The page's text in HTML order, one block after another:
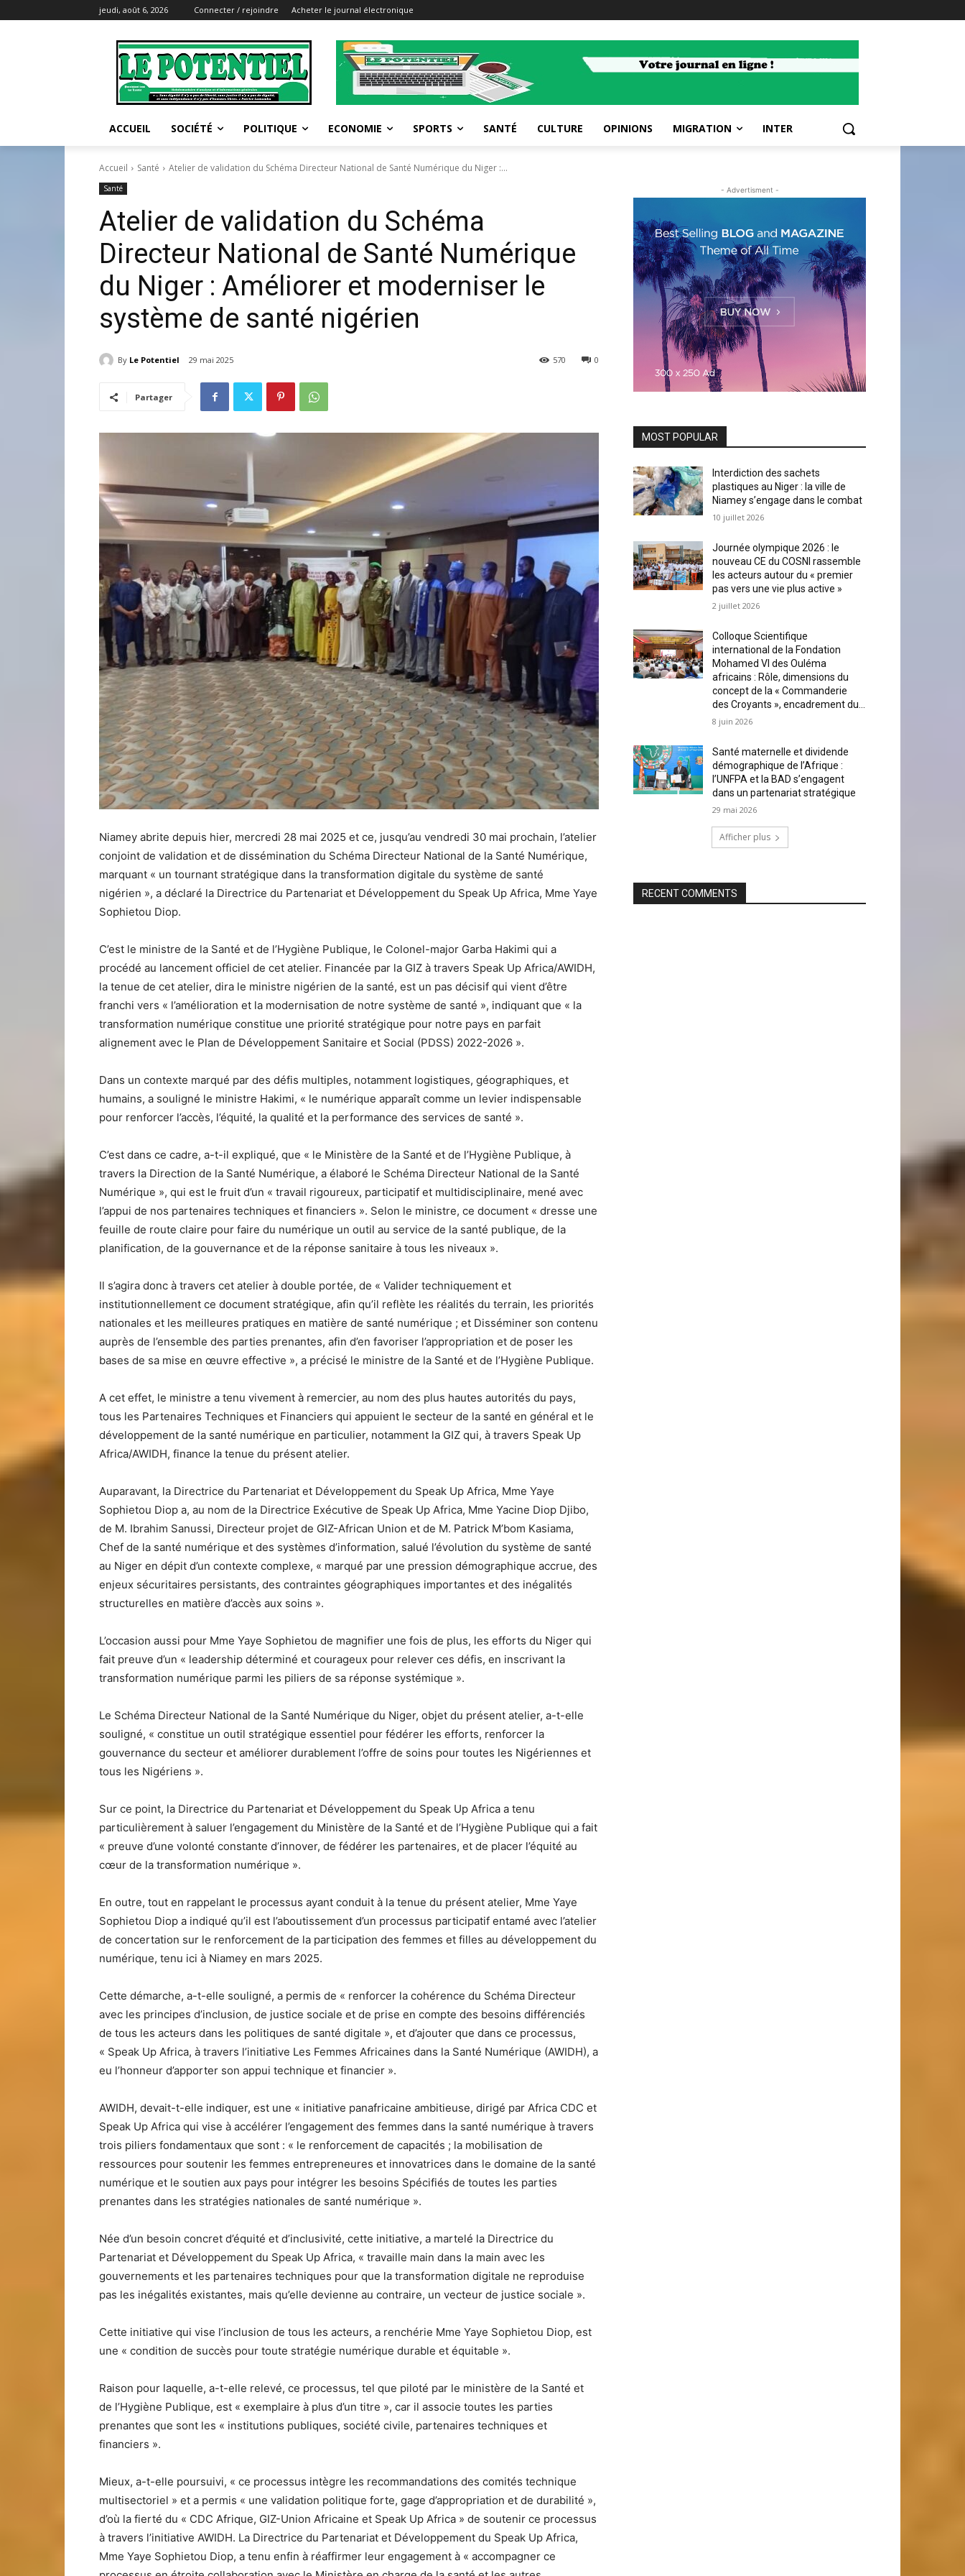
jeudi, août 6, 2026 Connecter / rejoindre Acheter le journal électronique
ACCUEIL SOCIÉTÉ POLITIQUE ECONOMIE SPORTS SANTÉ CULTURE OPINIONS MIGRATION INTER
Accueil Santé Atelier de validation du Schéma Directeur National de Santé Numérique du Niger :...
Santé
Atelier de validation du Schéma
Directeur National de Santé Numérique
du Niger : Améliorer et moderniser le
système de santé nigérien
By Le Potentiel 29 mai 2025 0
570
Partager
Niamey abrite depuis hier, mercredi 28 mai 2025 et ce, jusqu’au vendredi 30 mai prochain, l’atelier
conjoint de validation et de dissémination du Schéma Directeur National de la Santé Numérique,
marquant « un tournant stratégique dans la transformation digitale du système de santé
nigérien », a déclaré la Directrice du Partenariat et Développement du Speak Up Africa, Mme Yaye
Sophietou Diop.
C’est le ministre de la Santé et de l’Hygiène Publique, le Colonel-major Garba Hakimi qui a
procédé au lancement officiel de cet atelier. Financée par la GIZ à travers Speak Up Africa/AWIDH,
la tenue de cet atelier, dira le ministre nigérien de la santé, est un pas décisif qui vient d’être
franchi vers « l’amélioration et la modernisation de notre système de santé », indiquant que « la
transformation numérique constitue une priorité stratégique pour notre pays en parfait
alignement avec le Plan de Développement Sanitaire et Social (PDSS) 2022-2026 ».
Dans un contexte marqué par des défis multiples, notamment logistiques, géographiques, et
humains, a souligné le ministre Hakimi, « le numérique apparaît comme un levier indispensable
pour renforcer l’accès, l’équité, la qualité et la performance des services de santé ».
C’est dans ce cadre, a-t-il expliqué, que « le Ministère de la Santé et de l’Hygiène Publique, à
travers la Direction de la Santé Numérique, a élaboré le Schéma Directeur National de la Santé
Numérique », qui est le fruit d’un « travail rigoureux, participatif et multidisciplinaire, mené avec
l’appui de nos partenaires techniques et financiers ». Selon le ministre, ce document « dresse une
feuille de route claire pour faire du numérique un outil au service de la santé publique, de la
planification, de la gouvernance et de la réponse sanitaire à tous les niveaux ».
Il s’agira donc à travers cet atelier à double portée, de « Valider techniquement et
institutionnellement ce document stratégique, afin qu’il reflète les réalités du terrain, les priorités
nationales et les meilleures pratiques en matière de santé numérique ; et Disséminer son contenu
auprès de l’ensemble des parties prenantes, afin d’en favoriser l’appropriation et de poser les
bases de sa mise en œuvre effective », a précisé le ministre de la Santé et de l’Hygiène Publique.
A cet effet, le ministre a tenu vivement à remercier, au nom des plus hautes autorités du pays,
tous les Partenaires Techniques et Financiers qui appuient le secteur de la santé en général et le
développement de la santé numérique en particulier, notamment la GIZ qui, à travers Speak Up
Africa/AWIDH, finance la tenue du présent atelier.
Auparavant, la Directrice du Partenariat et Développement du Speak Up Africa, Mme Yaye
Sophietou Diop a, au nom de la Directrice Exécutive de Speak Up Africa, Mme Yacine Diop Djibo,
de M. Ibrahim Sanussi, Directeur projet de GIZ-African Union et de M. Patrick M’bom Kasiama,
Chef de la santé numérique et des systèmes d’information, salué l’évolution du système de santé
au Niger en dépit d’un contexte complexe, « marqué par une pression démographique accrue, des
enjeux sécuritaires persistants, des contraintes géographiques importantes et des inégalités
structurelles en matière d’accès aux soins ».
L’occasion aussi pour Mme Yaye Sophietou de magnifier une fois de plus, les efforts du Niger qui
fait preuve d’un « leadership déterminé et courageux pour relever ces défis, en inscrivant la
transformation numérique parmi les piliers de sa réponse systémique ».
Le Schéma Directeur National de la Santé Numérique du Niger, objet du présent atelier, a-t-elle
souligné, « constitue un outil stratégique essentiel pour fédérer les efforts, renforcer la
gouvernance du secteur et améliorer durablement l’offre de soins pour toutes les Nigériennes et
tous les Nigériens ».
Sur ce point, la Directrice du Partenariat et Développement du Speak Up Africa a tenu
particulièrement à saluer l’engagement du Ministère de la Santé et de l’Hygiène Publique qui a fait
« preuve d’une volonté constante d’innover, de fédérer les partenaires, et de placer l’équité au
cœur de la transformation numérique ».
En outre, tout en rappelant le processus ayant conduit à la tenue du présent atelier, Mme Yaye
Sophietou Diop a indiqué qu’il est l’aboutissement d’un processus participatif entamé avec l’atelier
de concertation sur le renforcement de la participation des femmes et filles au développement du
numérique, tenu ici à Niamey en mars 2025.
Cette démarche, a-t-elle souligné, a permis de « renforcer la cohérence du Schéma Directeur
avec les principes d’inclusion, de justice sociale et de prise en compte des besoins différenciés
de tous les acteurs dans les politiques de santé digitale », et d’ajouter que dans ce processus,
« Speak Up Africa, à travers l’initiative Les Femmes Africaines dans la Santé Numérique (AWIDH), a
eu l’honneur d’apporter son appui technique et financier ».
AWIDH, devait-t-elle indiquer, est une « initiative panafricaine ambitieuse, dirigé par Africa CDC et
Speak Up Africa qui vise à accélérer l’engagement des femmes dans la santé numérique à travers
trois piliers fondamentaux que sont : « le renforcement de capacités ; la mobilisation de
ressources pour soutenir les femmes entrepreneures et innovatrices dans le domaine de la santé
numérique et le soutien aux pays pour intégrer les besoins Spécifiés de toutes les parties
prenantes dans les stratégies nationales de santé numérique ».
Née d’un besoin concret d’équité et d’inclusivité, cette initiative, a martelé la Directrice du
Partenariat et Développement du Speak Up Africa, « travaille main dans la main avec les
gouvernements et les partenaires techniques pour que la transformation digitale ne reproduise
pas les inégalités existantes, mais qu’elle devienne au contraire, un vecteur de justice sociale ».
Cette initiative qui vise l’inclusion de tous les acteurs, a renchérie Mme Yaye Sophietou Diop, est
une « condition de succès pour toute stratégie numérique durable et équitable ».
Raison pour laquelle, a-t-elle relevé, ce processus, tel que piloté par le ministère de la Santé et
de l’Hygiène Publique, est « exemplaire à plus d’un titre », car il associe toutes les parties
prenantes que sont les « institutions publiques, société civile, partenaires techniques et
financiers ».
Mieux, a-t-elle poursuivi, « ce processus intègre les recommandations des comités technique
multisectoriel » et a permis « une validation politique forte, gage d’appropriation et de durabilité »,
d’où la fierté du « CDC Afrique, GIZ-Union Africaine et Speak Up Africa » de soutenir ce processus
à travers l’initiative AWIDH. La Directrice du Partenariat et Développement du Speak Up Africa,
Mme Yaye Sophietou Diop, a tenu enfin à réaffirmer leur engagement à « accompagner ce
- Advertisment -
MOST POPULAR
Interdiction des sachets
plastiques au Niger : la ville de
Niamey s’engage dans le combat
10 juillet 2026
Journée olympique 2026 : le
nouveau CE du COSNI rassemble
les acteurs autour du « premier
pas vers une vie plus active »
2 juillet 2026
Colloque Scientifique
international de la Fondation
Mohamed VI des Ouléma
africains : Rôle, dimensions du
concept de la « Commanderie
des Croyants », encadrement du...
8 juin 2026
Santé maternelle et dividende
démographique de l’Afrique :
l’UNFPA et la BAD s’engagent
dans un partenariat stratégique
29 mai 2026
Afficher plus
RECENT COMMENTS